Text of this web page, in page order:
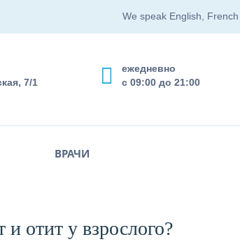
We speak English, French
ежедневно
с 09:00 до 21:00
7/1
ВРАЧИ
отит у взрослого?